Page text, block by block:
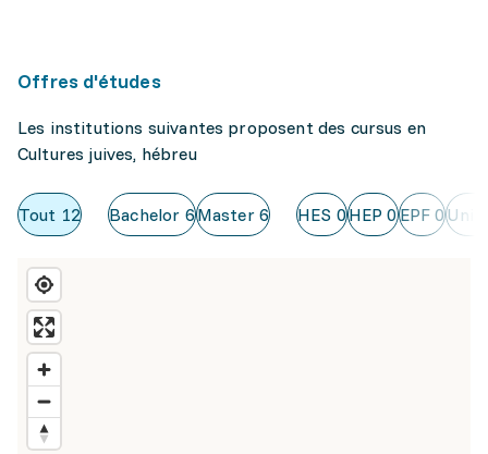
Offres d'études
Les institutions suivantes proposent des cursus en
Cultures juives, hébreu
Tout 12 Bachelor 6Master6 HES 0HEP 0EPF 0Uni